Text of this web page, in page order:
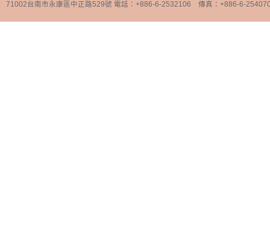
71002台南市永康區中正路529號 電話：+886-6-2532106 傳真：+886-6-